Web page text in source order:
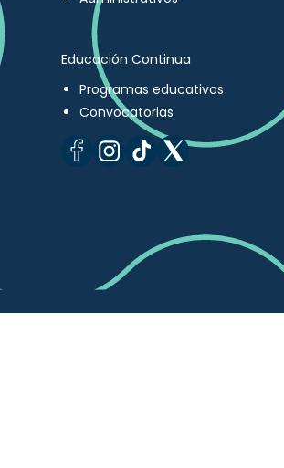
Educación Continua
Programas educativos
Convocatorias